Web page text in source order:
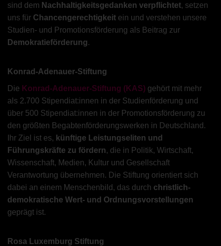
sind dem Nachhaltigkeitsgedanken verpflichtet, setzen
uns für Chancengerechtigkeit ein und verstehen unsere
Studien- und Promotionsförderung als Beitrag zur
Demokratieförderung.
Konrad-Adenauer-Stiftung
Die Konrad-Adenauer-Stiftung (KAS) gehört mit mehr
als 2.700 Stipendiat:innen in der Studienförderung und
über 500 Stipendiat:innen in der Promotionsförderung zu
den größten Begabtenförderungswerken in Deutschland.
Ihr Ziel ist es, künftige Leistungseliten und
Führungskräfte zu fördern, die in Politik, Wirtschaft,
Wissenschaft, Medien, Kultur und Gesellschaft
Verantwortung übernehmen. Die Stiftung orientiert sich
dabei an einem Menschenbild, das durch christlich-
demokratische Wert- und Ordnungsvorstellungen
geprägt ist.
Rosa Luxemburg Stiftung